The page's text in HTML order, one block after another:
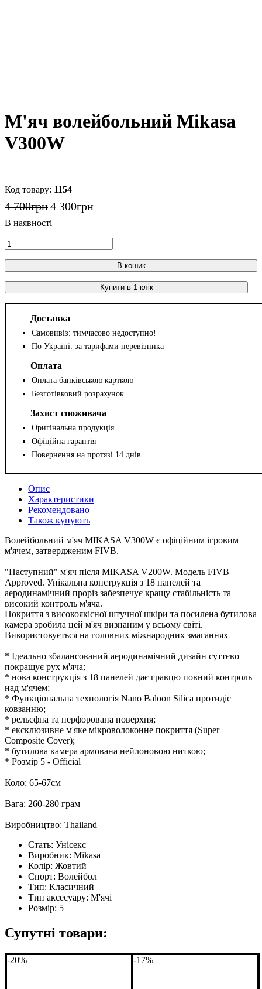
М'яч волейбольний Mikasa
V300W
1154
4 700грн4 300грн
В кошик
Купити в 1 клік
Доставка
Самовивіз: тимчасово недоступно!
По Україні: за тарифами перевізника
Оплата
Оплата банківською карткою
Безготівковий розрахунок
Захист споживача
Оригінальна продукція
Офіційна гарантія
Повернення на протязі 14 днів
Опис
Характеристики
Рекомендовано
Також купують
Волейбольний м'яч MIKASA V300W є офіційним ігровим
м'ячем, затвердженим FIVB.
"Наступний" м'яч після MIKASA V200W. Модель FIVB
Approved. Унікальна конструкція з 18 панелей та
аеродинамічний проріз забезпечує кращу стабільність та
високий контроль м'яча.
Покриття з високоякісної штучної шкіри та посилена бутилова
камера зробила цей м'яч визнаним у всьому світі.
Використовується на головних міжнародних змаганнях
* Ідеально збалансований аеродинамічний дизайн суттєво
покращує рух м'яча;
* нова конструкція з 18 панелей дає гравцю повний контроль
над м'ячем;
* Функціональна технологія Nano Baloon Silica протидіє
ковзанню;
* рельєфна та перфорована поверхня;
* ексклюзивне м'яке мікроволоконне покриття (Super
Composite Cover);
* бутилова камера армована нейлоновою ниткою;
* Розмір 5 - Official
Коло: 65-67см
Вага: 260-280 грам
Виробництво: Thailand
Стать: Унісекс
Виробник: Mikasa
Колір: Жовтий
Спорт: Волейбол
Тип: Класичний
Тип аксесуару: М'ячі
Розмір: 5
Супутні товари:
-20% -17%